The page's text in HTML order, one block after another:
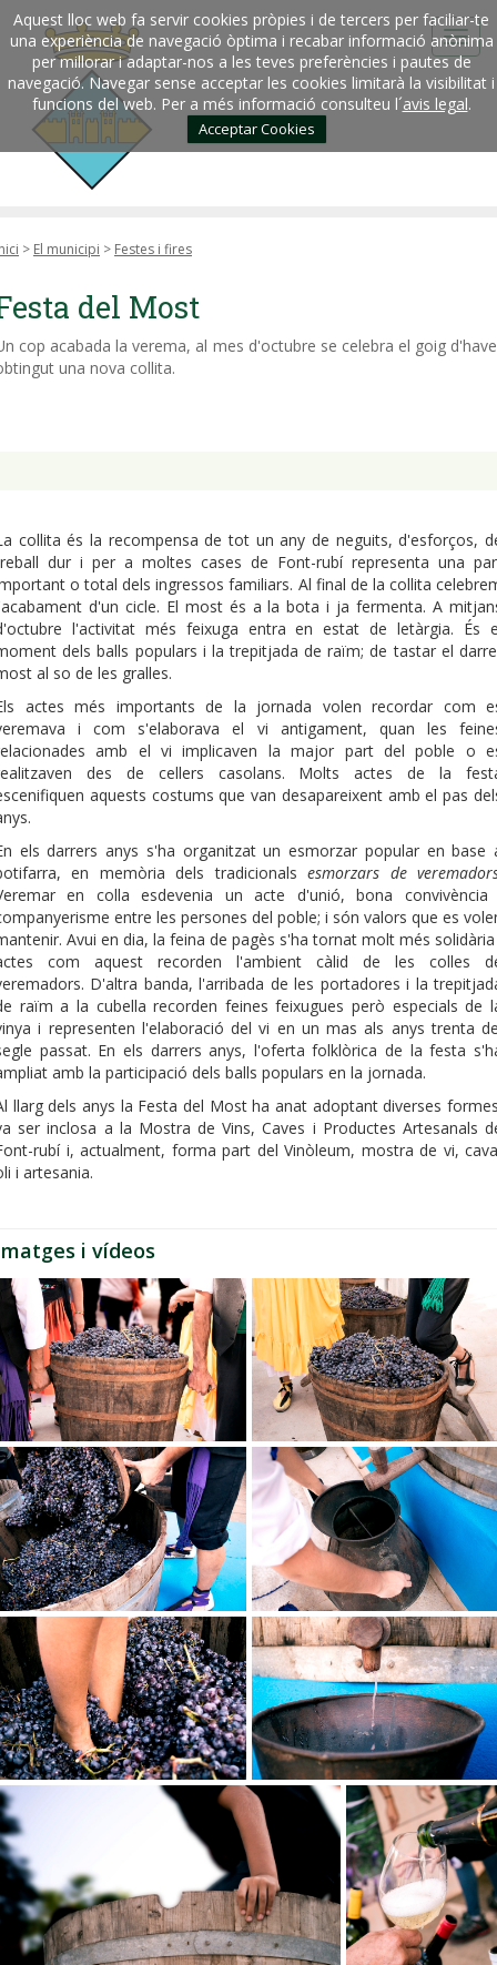
Aquest lloc web fa servir cookies pròpies i de tercers per faciliar-te
una experiència de navegació òptima i recabar informació anònima
per millorar i adaptar-nos a les teves preferències i pautes de
navegació. Navegar sense acceptar les cookies limitarà la visibilitat i
funcions del web. Per a més informació consulteu l´avis legal.
Acceptar Cookies
> El municipi > Festes i fires
del Most
cop acabada la verema, al mes d'octubre se celebra el goig
una nova collita.
collita és la recompensa de tot un any de neguits, d'esforços,
dur i per a moltes cases de Font-rubí representa una
o total dels ingressos familiars. Al final de la collita
d'un cicle. El most és a la bota i ja fermenta. A
l'activitat més feixuga entra en estat de letàrgia. És
dels balls populars i la trepitjada de raïm; de tastar el
al so de les gralles.
actes més importants de la jornada volen recordar com
i com s'elaborava el vi antigament, quan les
amb el vi implicaven la major part del poble o
des de cellers casolans. Molts actes de la
aquests costums que van desapareixent amb el pas
els darrers anys s'ha organitzat un esmorzar popular en base
en memòria dels tradicionalsesmorzars de
en colla esdevenia un acte d'unió, bona convivència
entre les persones del poble; i són valors que es
Avui en dia, la feina de pagès s'ha tornat molt més
com aquest recorden l'ambient càlid de les colles
D'altra banda, l'arribada de les portadores i la
raïm a la cubella recorden feines feixugues però especials de
i representen l'elaboració del vi en un mas als anys trenta
passat. En els darrers anys, l'oferta folklòrica de la festa
amb la participació dels balls populars en la jornada.
llarg dels anys la Festa del Most ha anat adoptant diverses
ser inclosa a la Mostra de Vins, Caves i Productes Artesanals
rubí i, actualment, forma part del Vinòleum, mostra de vi,
i artesania.
i vídeos